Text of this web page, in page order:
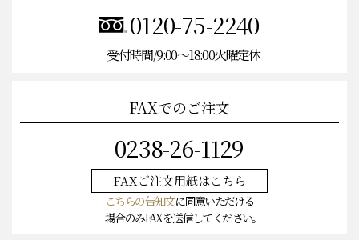
0120-75-2240
受付時間/9:00〜18:00火曜定休
FAXでのご注文
0238-26-1129
FAXご注文用紙はこちら
こちらの告知文に同意いただける
場合のみFAXを送信してください。